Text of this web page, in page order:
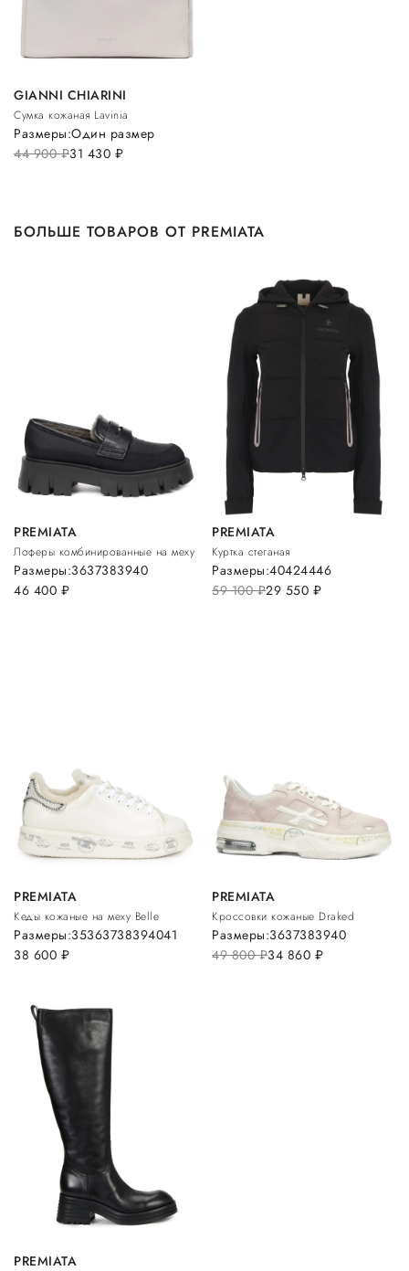
GIANNI CHIARINI
Сумка кожаная Lavinia
44 900руб.31 430 руб.
Размеры:Один размер
БОЛЬШЕ ТОВАРОВ ОТ PREMIATA
PREMIATA
Лоферы комбинированные на меху
46 400 руб.
Размеры:3637383940
PREMIATA
Куртка стеганая
59 100руб.29 550 руб.
Размеры:40424446
PREMIATA
Кеды кожаные на меху Belle
38 600 руб.
Размеры:35363738394041
PREMIATA
Кроссовки кожаные Draked
49 800руб.34 860 руб.
Размеры:3637383940
PREMIATA